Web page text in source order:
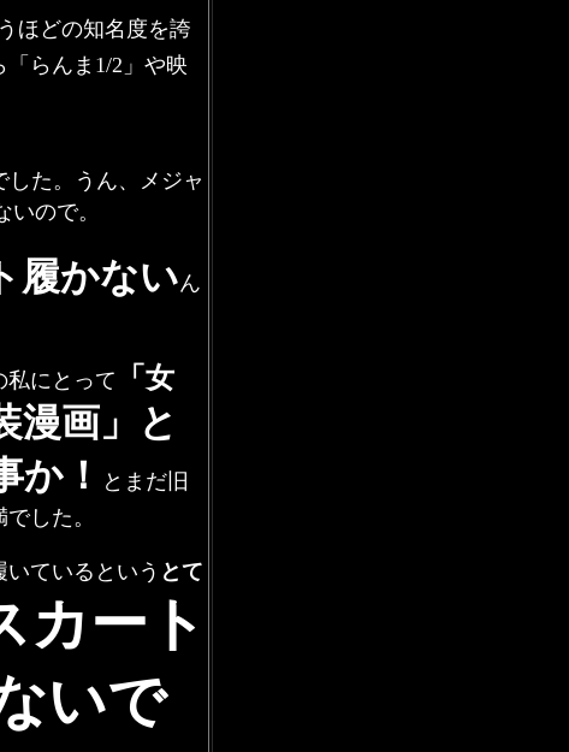
ほどの知名度を誇
らんま1/2」や映
した。うん、メジャ
ので。
履かないん
にとって
「女
漫画」と
か！
とまだ旧
した。
ているという とて
カート
いで